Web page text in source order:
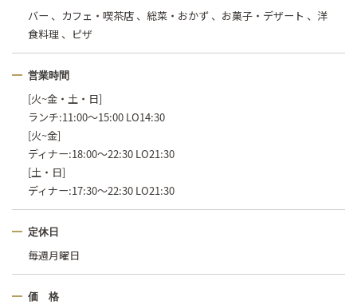
バー 、カフェ・喫茶店 、総菜・おかず 、お菓子・デザート 、洋
食料理 、ピザ
営業時間
[火~金・土・日]
ランチ:11:00〜15:00 LO14:30
[火~金]
ディナー:18:00〜22:30 LO21:30
[土・日]
ディナー:17:30〜22:30 LO21:30
定休日
毎週月曜日
価 格